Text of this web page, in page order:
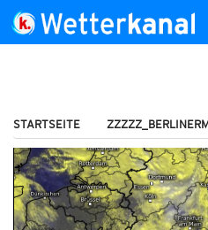
STARTSEITE